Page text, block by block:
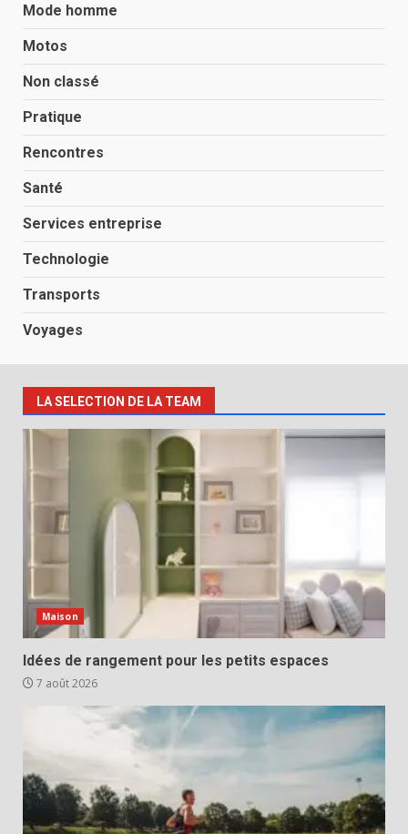
Mode homme
Motos
Non classé
Pratique
Rencontres
Santé
Services entreprise
Technologie
Transports
Voyages
LA SELECTION DE LA TEAM
Maison
Idées de rangement pour les petits espaces
7 août 2026